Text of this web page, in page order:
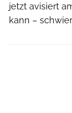
jetzt avisiert
kann –